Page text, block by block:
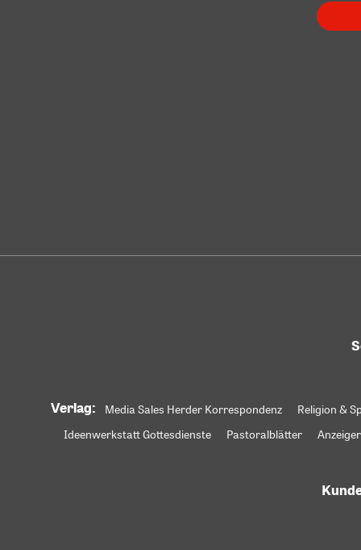
Verlag: Media Sales Herder Korrespondenz Religion &
Ideenwerkstatt Gottesdienste
Pastoralblätter